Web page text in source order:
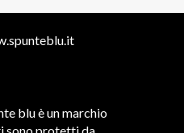
blu è un marchio